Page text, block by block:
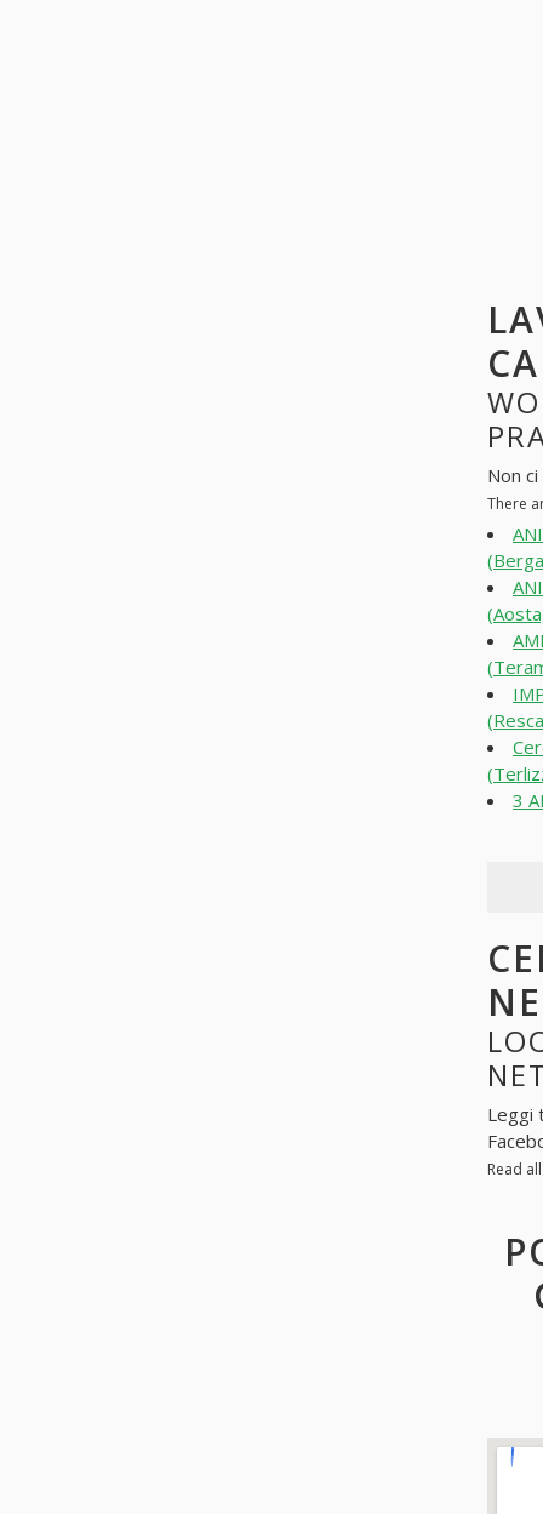
Non
There
3
Leggi
Read